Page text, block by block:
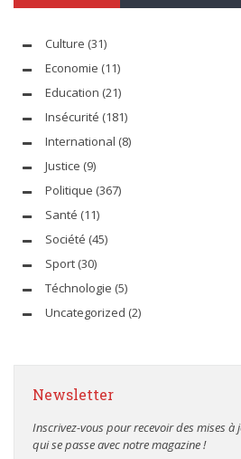
Culture (31)
Economie (11)
Education (21)
Insécurité (181)
International (8)
Justice (9)
Politique (367)
Santé (11)
Société (45)
Sport (30)
Téchnologie (5)
Uncategorized (2)
Newsletter
Inscrivez-vous pour recevoir des mises
qui se passe avec notre magazine !